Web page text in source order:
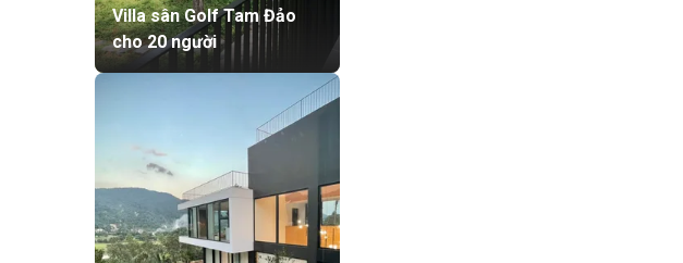
Villa sân Golf Tam Đảo
cho 20 người